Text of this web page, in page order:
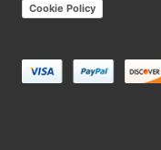
Cookie Policy